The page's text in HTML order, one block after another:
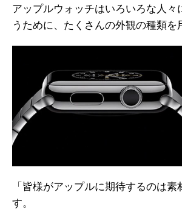
アップルウォッチはいろいろな人々
うために、たくさんの外観の種類を
「皆様がアップルに期待するのは
す。